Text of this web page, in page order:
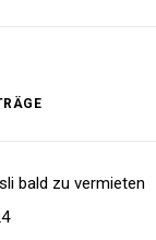
bald zu vermieten